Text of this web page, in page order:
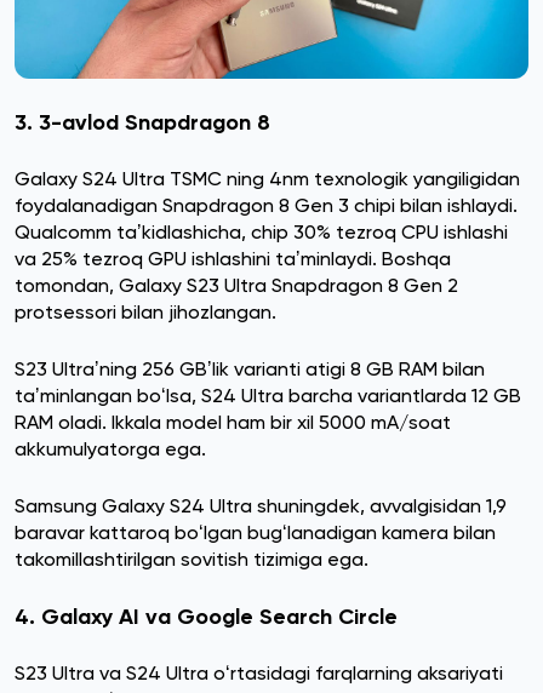
3. 3-avlod Snapdragon 8
Galaxy S24 Ultra TSMC ning 4nm texnologik yangiligidan
foydalanadigan Snapdragon 8 Gen 3 chipi bilan ishlaydi.
Qualcomm taʼkidlashicha, chip 30% tezroq CPU ishlashi
va 25% tezroq GPU ishlashini taʼminlaydi. Boshqa
tomondan, Galaxy S23 Ultra Snapdragon 8 Gen 2
protsessori bilan jihozlangan.
S23 Ultraʼning 256 GBʼlik varianti atigi 8 GB RAM bilan
taʼminlangan boʻlsa, S24 Ultra barcha variantlarda 12 GB
RAM oladi. Ikkala model ham bir xil 5000 mA/soat
akkumulyatorga ega.
Samsung Galaxy S24 Ultra shuningdek, avvalgisidan 1,9
baravar kattaroq boʻlgan bugʻlanadigan kamera bilan
takomillashtirilgan sovitish tizimiga ega.
4. Galaxy AI va Google Search Circle
S23 Ultra va S24 Ultra oʻrtasidagi farqlarning aksariyati